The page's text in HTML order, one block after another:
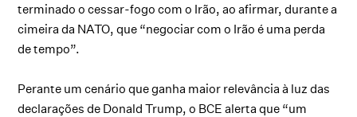
terminado o cessar-fogo com o Irão, ao afirmar, durante a
cimeira da NATO, que “negociar com o Irão é uma perda
de tempo”.
Perante um cenário que ganha maior relevância à luz das
declarações de Donald Trump, o BCE alerta que “um